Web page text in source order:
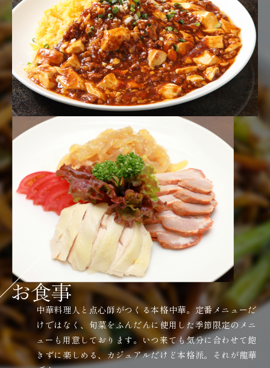
中華料理人と点心師がつくる本格中華。定番メニューだ
けではなく、旬菜をふんだんに使用した季節限定のメニ
ューも用意しております。いつ来ても気分に合わせて飽
きずに楽しめる、カジュアルだけど本格派。それが龍華